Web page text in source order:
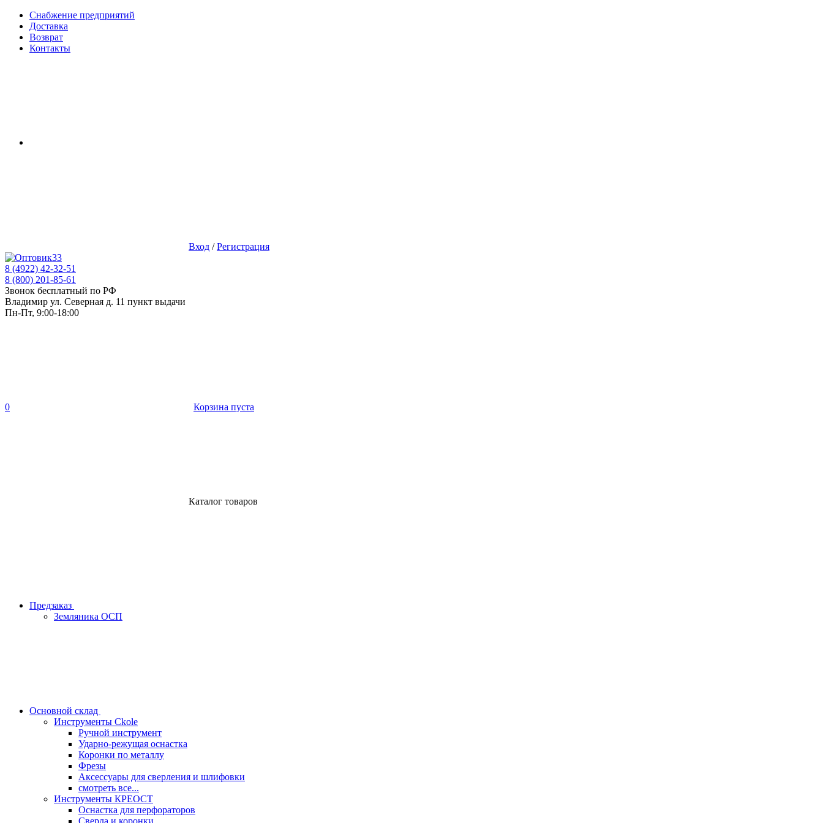
Снабжение предприятий
Доставка
Возврат
Контакты
Вход /Регистрация
8 (4922) 42-32-51
8 (800) 201-85-61
Звонок бесплатный по РФ
Владимир ул. Северная д. 11 пункт выдачи
Пн-Пт, 9:00-18:00
0 Корзина пуста
Каталог товаров
Предзаказ
Земляника ОСП
Основной склад
Инструменты Ckole
Ручной инструмент
Ударно‑режущая оснастка
Коронки по металлу
Фрезы
Аксессуары для сверления и шлифовки
смотреть все...
Инструменты КРЕОСТ
Оснастка для перфораторов
Сверла и коронки